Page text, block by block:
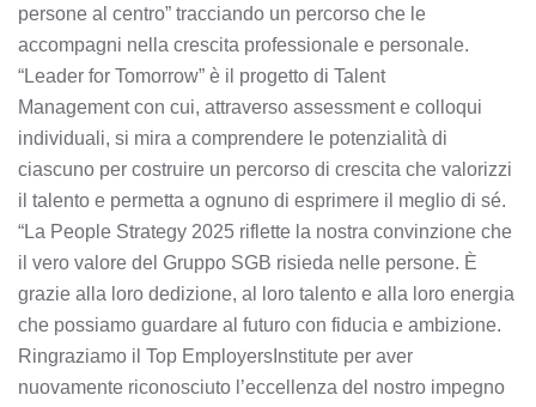
persone al centro” tracciando un percorso che le
accompagni nella crescita professionale e personale.
“Leader for Tomorrow” è il progetto di Talent
Management con cui, attraverso assessment e colloqui
individuali, si mira a comprendere le potenzialità di
ciascuno per costruire un percorso di crescita che valorizzi
il talento e permetta a ognuno di esprimere il meglio di sé.
“La People Strategy 2025 riflette la nostra convinzione che
il vero valore del Gruppo SGB risieda nelle persone. È
grazie alla loro dedizione, al loro talento e alla loro energia
che possiamo guardare al futuro con fiducia e ambizione.
Ringraziamo il Top EmployersInstitute per aver
nuovamente riconosciuto l’eccellenza del nostro impegno